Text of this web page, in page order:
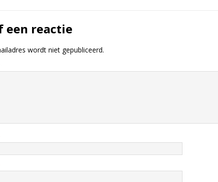
een reactie
wordt niet gepubliceerd.